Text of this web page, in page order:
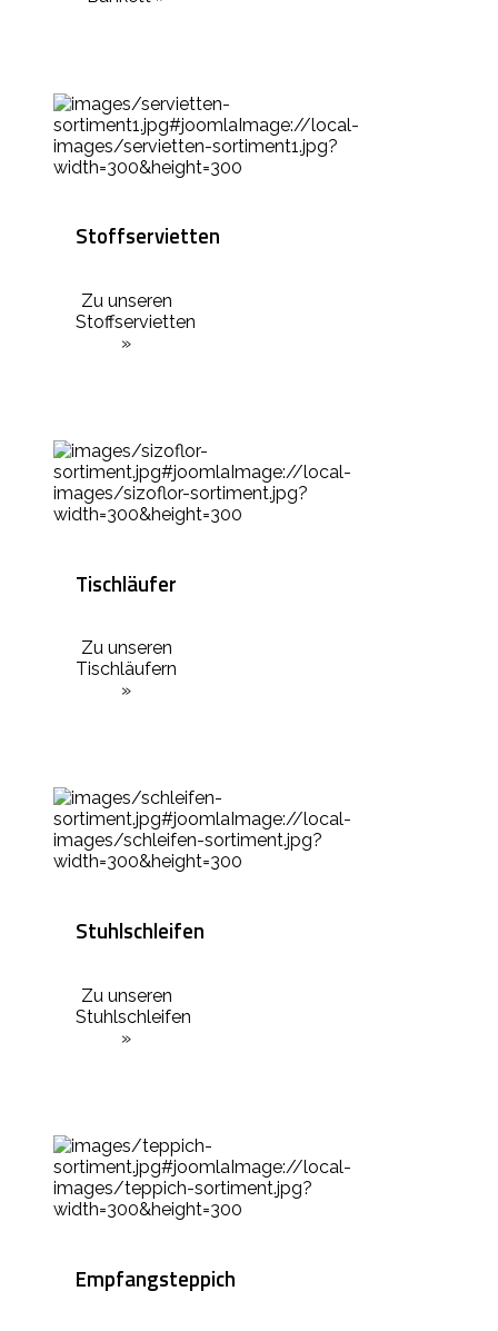
Stoffservietten
Zu unseren
Stoffservietten
»
Tischläufer
Zu unseren
Tischläufern
»
Stuhlschleifen
Zu unseren
Stuhlschleifen
»
Empfangsteppich